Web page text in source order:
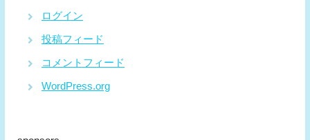
ログイン
投稿フィード
コメントフィード
WordPress.org